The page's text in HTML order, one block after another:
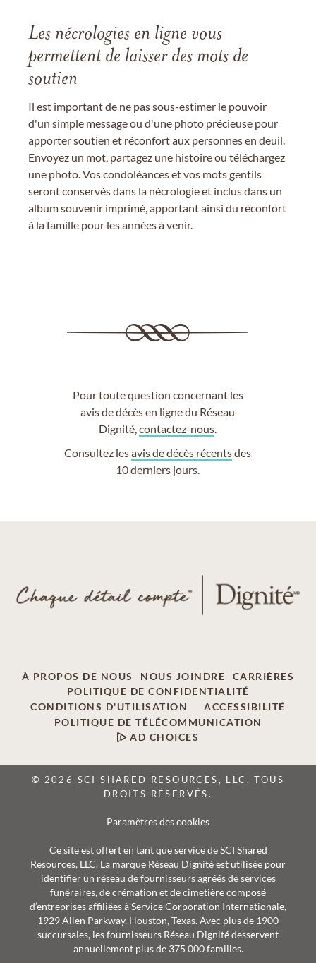
Les nécrologies en ligne vous
permettent de laisser des mots de
soutien
Il est important de ne pas sous-estimer le pouvoir
d'un simple message ou d'une photo précieuse pour
apporter soutien et réconfort aux personnes en deuil.
Envoyez un mot, partagez une histoire ou téléchargez
une photo. Vos condoléances et vos mots gentils
seront conservés dans la nécrologie et inclus dans un
album souvenir imprimé, apportant ainsi du réconfort
à la famille pour les années à venir.
Pour toute question concernant les
avis de décès en ligne du Réseau
Dignité,contactez-nous
Consultez lesavis de décès récentsdes
10 derniers jours.
À PROPOS DE NOUS NOUS JOINDRE
CARRIÈRES
POLITIQUE DE CONFIDENTIALITÉ
CONDITIONS D'UTILISATION
ACCESSIBILITÉ
POLITIQUE DE TÉLÉCOMMUNICATION
AD CHOICES
© 2026 SCI SHARED RESOURCES, LLC. TOUS
DROITS RÉSERVÉS.
Paramètres des cookies
Ce site est offert en tant que service de SCI Shared
Resources, LLC. La marque Réseau Dignité est utilisée pour
identifier un réseau de fournisseurs agréés de services
funéraires, de crémation et de cimetière composé
d’entreprises affiliées à Service Corporation Internationale,
1929 Allen Parkway, Houston, Texas. Avec plus de 1900
succursales, les fournisseurs Réseau Dignité desservent
annuellement plus de 375 000 familles.